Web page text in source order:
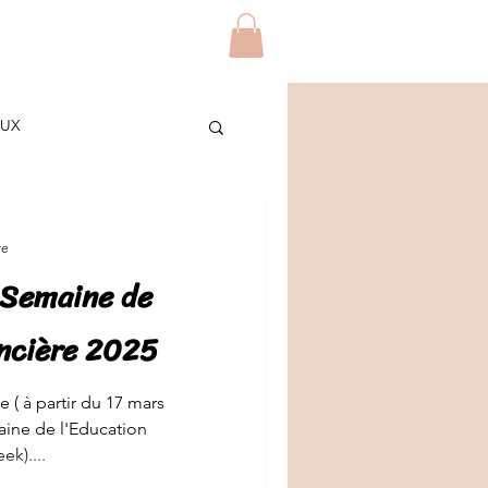
DIY
de
2025
( à partir du 17 mars
de l'Education